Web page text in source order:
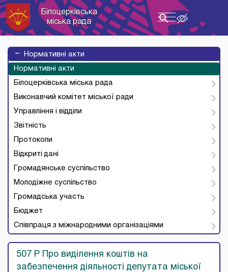
Toggle
navigation
Білоцерківська
міська рада
→
Нормативні акти
Нормативні акти
Білоцерківська міська рада
Виконавчий комітет міської ради
Управління і відділи
Звітність
Протоколи
Відкриті дані
Громадянське суспільство
Молодіжне суспільство
Громадська участь
Бюджет
Співпраця з міжнародними організаціями
507 Р Про виділення коштів на
забезпечення діяльності депутата міської